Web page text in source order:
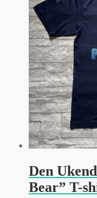
Den
Bear” T-